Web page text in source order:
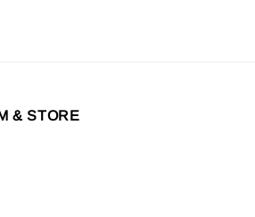
& STORE